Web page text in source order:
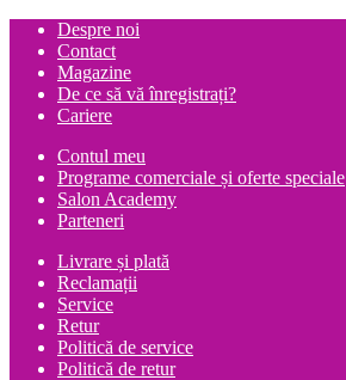
Despre noi
Contact
Magazine
De ce să vă înregistrați?
Cariere
Contul meu
Programe comerciale și oferte speciale
Salon Academy
Parteneri
Livrare și plată
Reclamații
Service
Retur
Politică de service
Politică de retur